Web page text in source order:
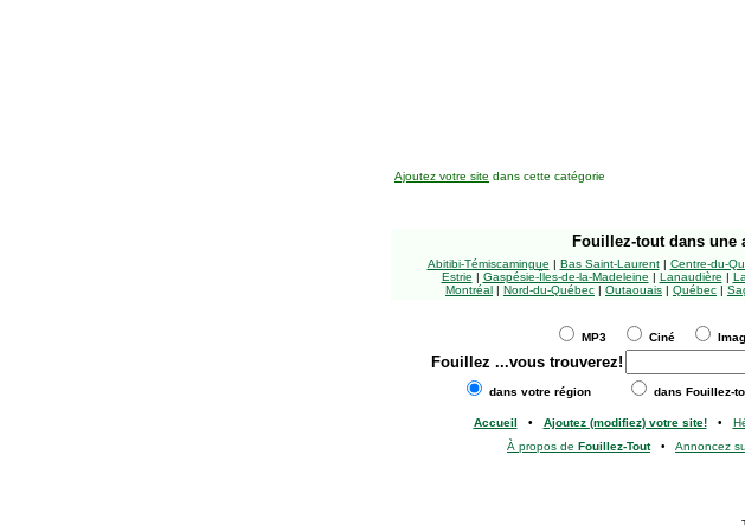
Ajoutez votre site dans cette catégorie
Fouillez-tout dans une
Abitibi-Témiscamingue | Bas Saint-Laurent| Centre-du-
Estrie | Gaspésie-Îles-de-la-Madeleine | Lanaudière |
Montréal | Nord-du-Québec | Outaouais | Québec |
MP3 Ciné
Fouillez ...vous trouverez!
dans votre région dans Fouillez-
Accueil • Ajoutez (modifiez) votre site!•
À propos de Fouillez-Tout• Annoncez